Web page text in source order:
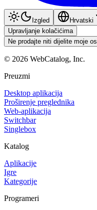
Izgled
Hrvatski
Upravljanje kolačićima
Ne prodajte niti dijelite moje
© 2026 WebCatalog, Inc.
Preuzmi
Desktop aplikacija
Proširenje preglednika
Web-aplikacija
Switchbar
Singlebox
Katalog
Aplikacije
Igre
Kategorije
Programeri